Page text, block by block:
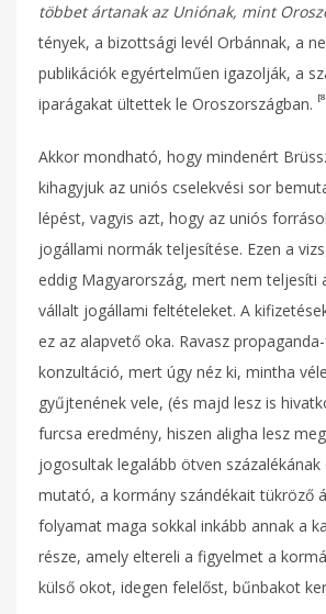
többet ártanak az Uniónak, mint
tények, a bizottsági levél Orbánnak, a
publikációk egyértelműen igazolják, a
iparágakat ültettek le Oroszországban.
Akkor mondható, hogy mindenért
kihagyjuk az uniós cselekvési sor
lépést, vagyis azt, hogy az uniós
jogállami normák teljesítése. Ezen a
eddig Magyarország, mert nem teljesíti
vállalt jogállami feltételeket. A
ez az alapvető oka. Ravasz
konzultáció, mert úgy néz ki, mintha
gyűjtenének vele, (és majd lesz is
furcsa eredmény, hiszen aligha lesz
jogosultak legalább ötven százalékának
mutató, a kormány szándékait tükröző
folyamat maga sokkal inkább annak a
része, amely eltereli a figyelmet a
külső okot, idegen felelőst, bűnbakot